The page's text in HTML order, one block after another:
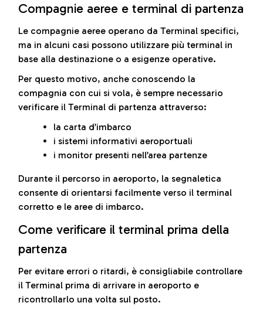
Compagnie aeree e terminal di partenza
Le compagnie aeree operano da Terminal specifici,
ma in alcuni casi possono utilizzare più terminal in
base alla destinazione o a esigenze operative.
Per questo motivo, anche conoscendo la
compagnia con cui si vola, è sempre necessario
verificare il Terminal di partenza attraverso:
la carta d’imbarco
i sistemi informativi aeroportuali
i monitor presenti nell’area partenze
Durante il percorso in aeroporto, la segnaletica
consente di orientarsi facilmente verso il terminal
corretto e le aree di imbarco.
Come verificare il terminal prima della
partenza
Per evitare errori o ritardi, è consigliabile controllare
il Terminal prima di arrivare in aeroporto e
ricontrollarlo una volta sul posto.